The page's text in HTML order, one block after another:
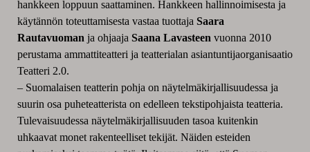
hankkeen loppuun saattaminen. Hankkeen hallinnoimisesta ja
käytännön toteuttamisesta vastaa tuottaja Saara
Rautavuoman ja ohjaaja Saana Lavasteen vuonna 2010
perustama ammattiteatteri ja teatterialan asiantuntijaorganisaatio
Teatteri 2.0.
– Suomalaisen teatterin pohja on näytelmäkirjallisuudessa ja
suurin osa puheteatterista on edelleen tekstipohjaista teatteria.
Tulevaisuudessa näytelmäkirjallisuuden tasoa kuitenkin
uhkaavat monet rakenteelliset tekijät. Näiden esteiden